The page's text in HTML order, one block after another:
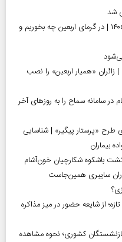
شد
توصیه‌های تغذیه‌ای برای زائران اربعین ۱۴۰۵ | در گرمای اربعین چه بخوریم و
«همیار اربعین» را نصب
بخوانند | ثبت‌نام در سامانه سماح را به روز‌های آخر
طرح «پرستار پیگیر» | شناسایی
سایبری همین‌جاست
از شایعه حضور در میز مذاکره
تومانی بازنشستگان کشوری؛ نحوه مشاهده